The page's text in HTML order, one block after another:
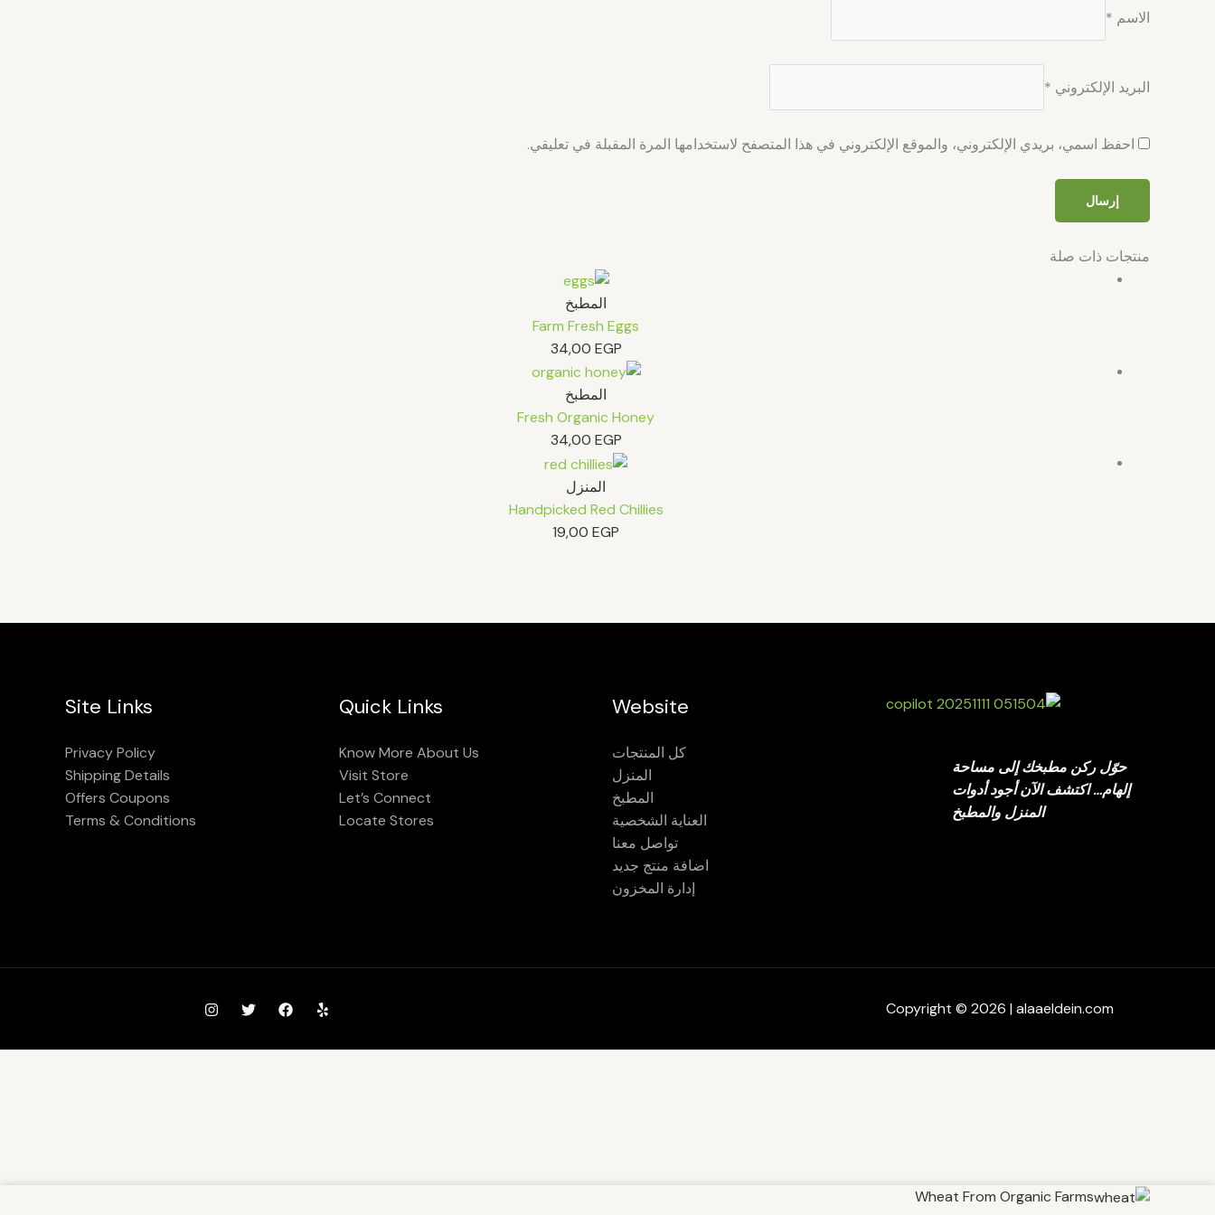
الاسم *
البريد الإلكتروني *
احفظ اسمي، بريدي الإلكتروني، والموقع الإلكتروني في هذا المتصفح لاستخدامها المرة المقبلة في تعليقي.
منتجات ذات صلة
المطبخ
Farm Fresh Eggs
34,00 EGP
المطبخ
Fresh Organic Honey
34,00 EGP
المنزل
Handpicked Red Chillies
19,00 EGP
حوّل ركن مطبخك إلى مساحة
إلهام… اكتشف الآن أجود أدوات
المنزل والمطبخ
Website
كل المنتجات
المنزل
المطبخ
العناية الشخصية
تواصل معنا
اضافة منتج جديد
إدارة المخزون
Quick Links
Know More About Us
Visit Store
Let’s Connect
Locate Stores
Site Links
Privacy Policy
Shipping Details
Offers Coupons
Terms & Conditions
Copyright © 2026 | alaaeldein.com
Wheat From Organic Farms
كمية